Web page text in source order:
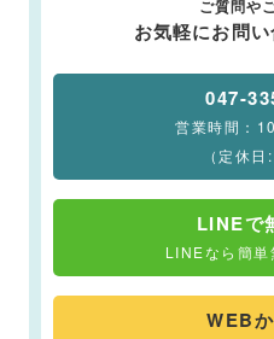
ご質問や
お気軽にお問
047-
営業時間：
（定休日
LINEで
LINEなら簡
WEB